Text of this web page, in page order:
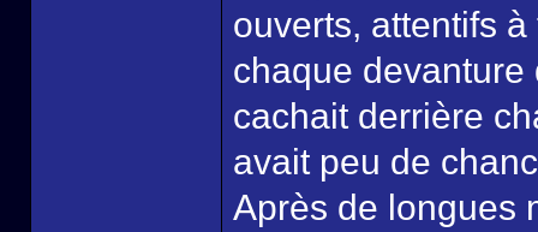
ouverts, attentifs
chaque devanture
cachait derrière
avait peu de
Après de longues